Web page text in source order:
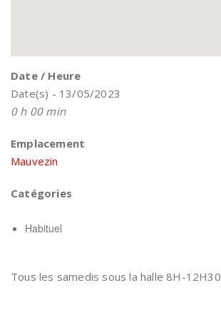
Date / Heure
Date(s) - 13/05/2023
0 h 00 min
Emplacement
Mauvezin
Catégories
Habituel
Tous les samedis sous la halle 8H-12H30